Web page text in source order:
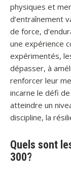
physiques et
d’entraînement
de force,
une expérience
expérimentés,
dépasser, à
renforcer leur
incarne le défi de
atteindre un
discipline, la
Quels sont
300?